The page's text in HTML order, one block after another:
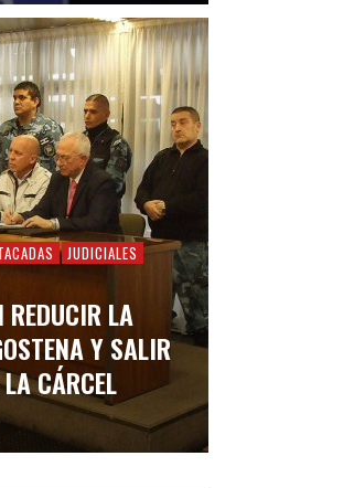
JUDICIALES
REDUCIR LA
Y SALIR
CÁRCEL